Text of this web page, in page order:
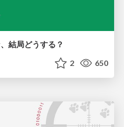
結局どうする？
2 650